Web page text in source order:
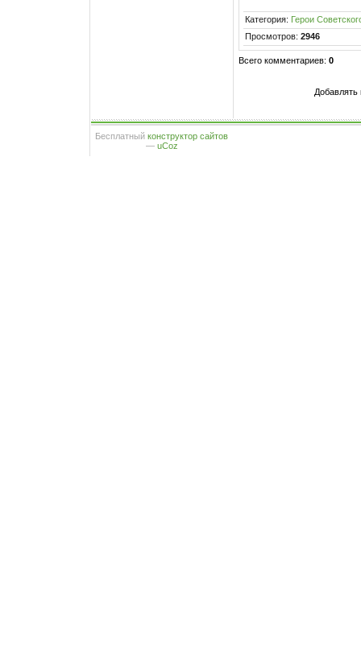
Категория: Герои
Просмотров: 2946
Всего комментариев: 0
Добавлять
Бесплатный конструктор сайтов
— uCoz